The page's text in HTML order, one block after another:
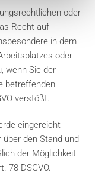
oder
Recht auf
in dem
oder
wenn Sie der
betreffenden
verstößt.
eingereicht
den Stand und
der Möglichkeit
78 DSGVO.